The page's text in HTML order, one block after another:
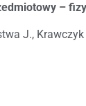
–
J., Krawczyk